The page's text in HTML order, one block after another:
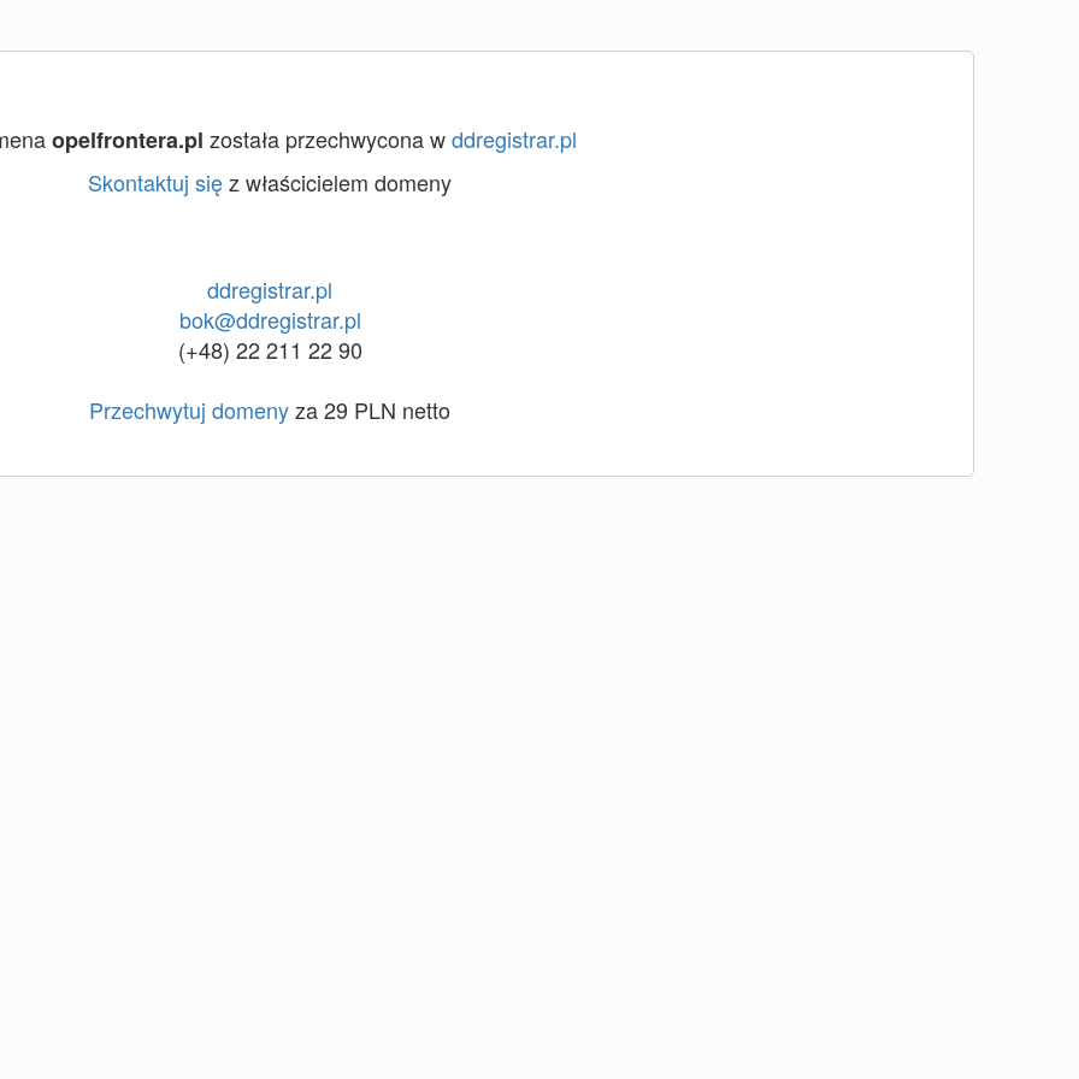
opelfrontera.pl została przechwycona wddregistrar.pl
Skontaktuj sięz właścicielem domeny
ddregistrar.pl
bok@ddregistrar.pl
(+48) 22 211 22 90
Przechwytuj domenyza 29 PLN netto